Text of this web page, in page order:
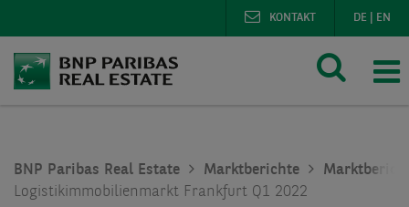
DE EN
KONTAKT
BNP Paribas Real Estate Marktberichte
Logistikimmobilienmarkt Frankfurt Q1 2022